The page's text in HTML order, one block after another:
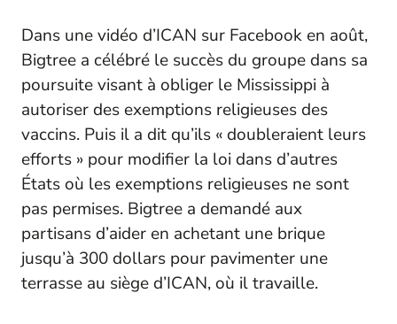
Dans une vidéo d’ICAN sur Facebook en août,
Bigtree a célébré le succès du groupe dans sa
poursuite visant à obliger le Mississippi à
autoriser des exemptions religieuses des
vaccins. Puis il a dit qu’ils « doubleraient leurs
efforts » pour modifier la loi dans d’autres
États où les exemptions religieuses ne sont
pas permises. Bigtree a demandé aux
partisans d’aider en achetant une brique
jusqu’à 300 dollars pour pavimenter une
terrasse au siège d’ICAN, où il travaille.